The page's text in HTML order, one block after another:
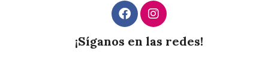
¡Síganos en las redes!